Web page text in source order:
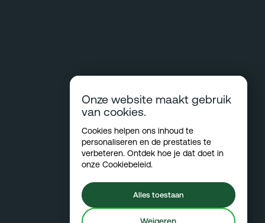
Onze website maakt gebruik
van cookies.
Cookies helpen ons inhoud te
personaliseren en de prestaties te
verbeteren. Ontdek hoe je dat doet in
onze Cookiebeleid.
Alles toestaan